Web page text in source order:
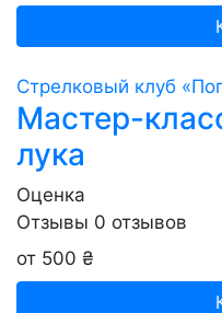
Стрелковый клуб
Мастер-
лука
Оценка
Отзывы 0 отзывов
от 500 ₴